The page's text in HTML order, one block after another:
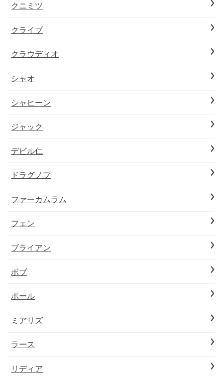
クニミツ
クライブ
クラウディオ
シャオ
シャヒーン
ジャック
デビル仁
ドラグノフ
ファーカムラム
フェン
ブライアン
ボブ
ポール
ミアリズ
ラース
リディア